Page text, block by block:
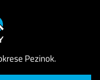
Pezinok.